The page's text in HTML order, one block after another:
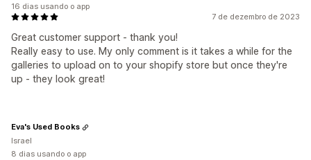
7 de dezembro de 2023
Great customer support - thank you!
Really easy to use. My only comment is it takes a while for the
galleries to upload on to your shopify store but once they're
up - they look great!
16 dias usando o app
Eva's Used Books
Israel
8 dias usando o app